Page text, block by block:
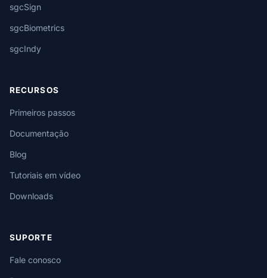
sgcSign
sgcBiometrics
sgcIndy
RECURSOS
Primeiros passos
Documentação
Blog
Tutoriais em vídeo
Downloads
SUPORTE
Fale conosco